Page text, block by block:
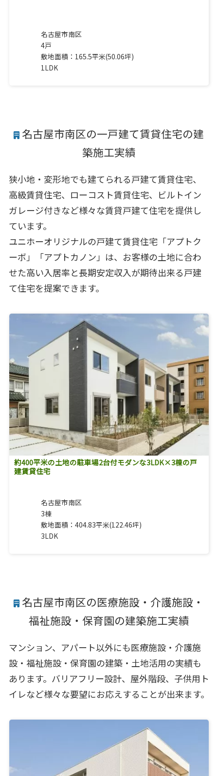
名古屋市南区
4戸
敷地面積：165.5平米(50.06坪)
1LDK
名古屋市南区の一戸建て賃貸住宅の建
築施工実績
狭小地・変形地でも建てられる戸建て賃貸住宅、
高級賃貸住宅、ローコスト賃貸住宅、ビルトイン
ガレージ付きなど様々な賃貸戸建て住宅を提供し
ています。
ユニホーオリジナルの戸建て賃貸住宅「アプトク
ーボ」「アプトカノン」は、お客様の土地に合わ
せた高い入居率と長期安定収入が期待出来る戸建
て住宅を提案できます。
約400平米の土地の駐車場2台付モダンな3LDK×3棟の戸
建賃貸住宅
名古屋市南区
3棟
敷地面積：404.83平米(122.46坪)
3LDK
名古屋市南区の医療施設・介護施設・
福祉施設・保育園の建築施工実績
マンション、アパート以外にも医療施設・介護施
設・福祉施設・保育園の建築・土地活用の実績も
あります。バリアフリー設計、屋外階段、子供用ト
イレなど様々な要望にお応えすることが出来ます。